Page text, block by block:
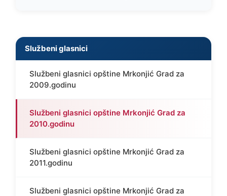
Službeni glasnici
Službeni glasnici opštine Mrkonjić Grad za
2009.godinu
Službeni glasnici opštine Mrkonjić Grad za
2010.godinu
Službeni glasnici opštine Mrkonjić Grad za
2011.godinu
Službeni glasnici opštine Mrkonjić Grad za